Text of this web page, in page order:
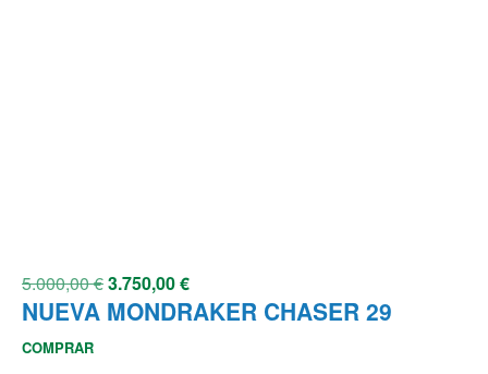
5.000,00€3.750,00€
NUEVA MONDRAKER CHASER 29
COMPRAR